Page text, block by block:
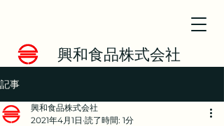
興和食品株式会社
記事
興和食品株式会社
2021年4月1日 読了時間: 1分